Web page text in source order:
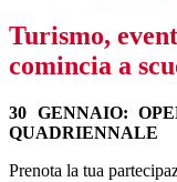
Turismo,
comincia a
30 GENNAIO:
QUADRIENNALE
Prenota la tua